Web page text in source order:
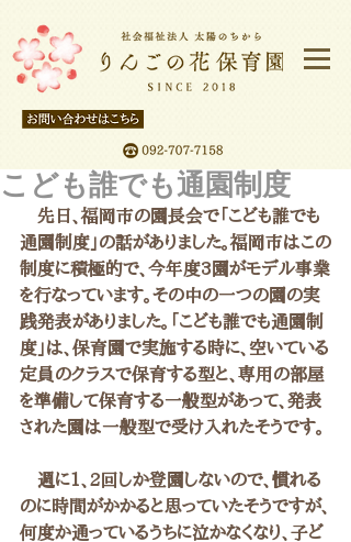
こども誰でも通園制度
先日、福岡市の園長会で「こども誰でも
通園制度」の話がありました。福岡市はこの
制度に積極的で、今年度3園がモデル事業
を行なっています。その中の一つの園の実
践発表がありました。「こども誰でも通園制
度」は、保育園で実施する時に、空いている
定員のクラスで保育する型と、専用の部屋
を準備して保育する一般型があって、発表
された園は一般型で受け入れたそうです。
週に1、2回しか登園しないので、慣れる
のに時間がかかると思っていたそうですが、
何度か通っているうちに泣かなくなり、子ど